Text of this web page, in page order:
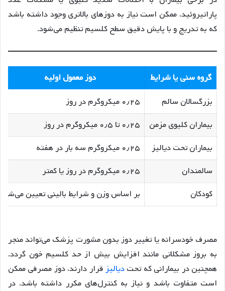
پاراتیروئید، ممکن است نیاز به دوزهای بالاتری وجود داشته باشد
که به تدریج و با پایش دقیق سطح کلسیم تنظیم می‌شود.
گروه سنی یا شرایط
دوز معمول اولیه
بزرگسالان سالم
۰٫۲۵ میکروگرم در روز
بیماران کلیوی مزمن
۰٫۲۵ تا ۰٫۵ میکروگرم در روز
بیماران تحت دیالیز
۰٫۲۵ میکروگرم سه بار در هفته
سالمندان
۰٫۲۵ میکروگرم در روز یا کمتر
کودکان
بر اساس وزن و شرایط بالینی تعیین می‌شود
مصرف خودسرانه یا تغییر دوز بدون مشورت پزشک می‌تواند منجر
به بروز مشکلاتی مانند افزایش بیش از حد کلسیم خون گردد.
همچنین در بیمارانی که تحتدیالیزقرار دارند، دوز مصرفی ممکن
است متفاوت باشد و نیاز به کنترل‌های مکرر داشته باشد. در